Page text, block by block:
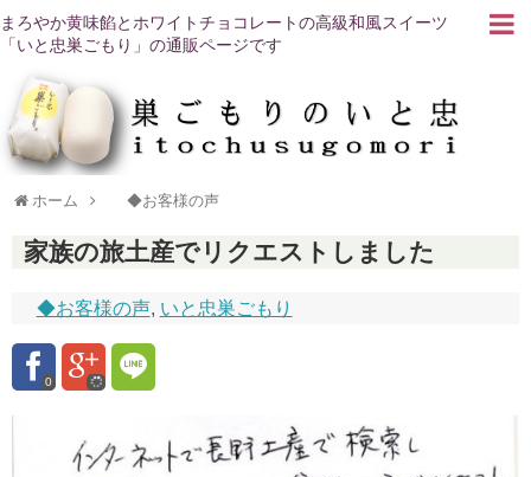
まろやか黄味餡とホワイトチョコレートの高級和風スイーツ
「いと忠巣ごもり」の通販ページです
ホーム ◆お客様の声
家族の旅土産でリクエストしました
◆お客様の声, いと忠巣ごもり
0